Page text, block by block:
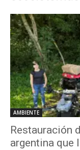
AMBIENTE
Restauración
argentina que